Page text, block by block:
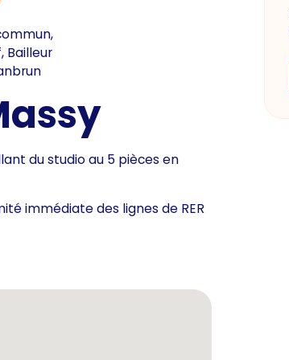
Bailleur
du studio au 5 pièces en
immédiate des lignes de RER